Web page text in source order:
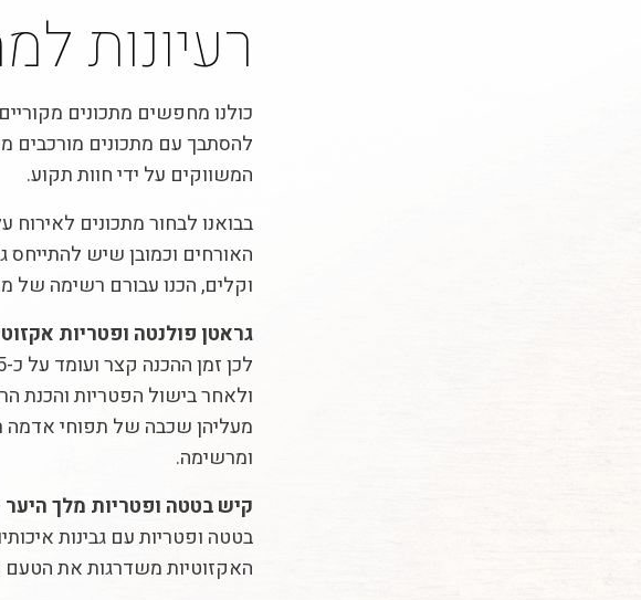
רעיונות
כולנו מחפשים מתכונים
להסתבך עם מתכונים מורכבים
המשווקים על ידי חוות תקוע.
בבואנו לבחור מתכונים לאירוח
האורחים וכמובן שיש להתייחס
וקלים, הכנו עבורם רשימה של
גראטן פולנטה ופטריות
ולאחר בישול הפטריות והכנת
מעליהן שכבה של תפוחי אדמה
ומרשימה.
קיש בטטה ופטריות מלך היער
בטטה ופטריות עם גבינות
האקזוטיות משדרגות את הטעם